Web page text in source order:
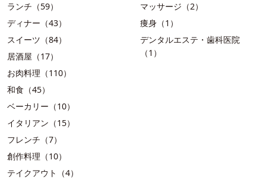
ランチ（59）
ディナー（43）
スイーツ（84）
居酒屋（17）
お肉料理（110）
和食（45）
ベーカリー（10）
イタリアン（15）
フレンチ（7）
創作料理（10）
テイクアウト（4）
マッサージ（2）
痩身（1）
デンタルエステ・歯科医院
（1）